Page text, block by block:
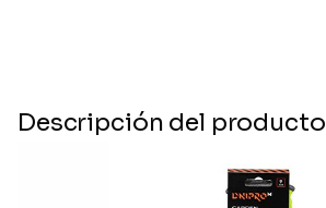
Descripción del producto